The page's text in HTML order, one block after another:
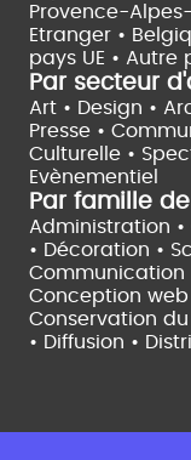
Provence-
Etranger •
pays UE • Autre
Par secteur
Art • Design •
Presse •
Culturelle •
Evènementiel
Par famille
Administration •
• Décoration •
Communication
Conception web
Conservation
• Diffusion •